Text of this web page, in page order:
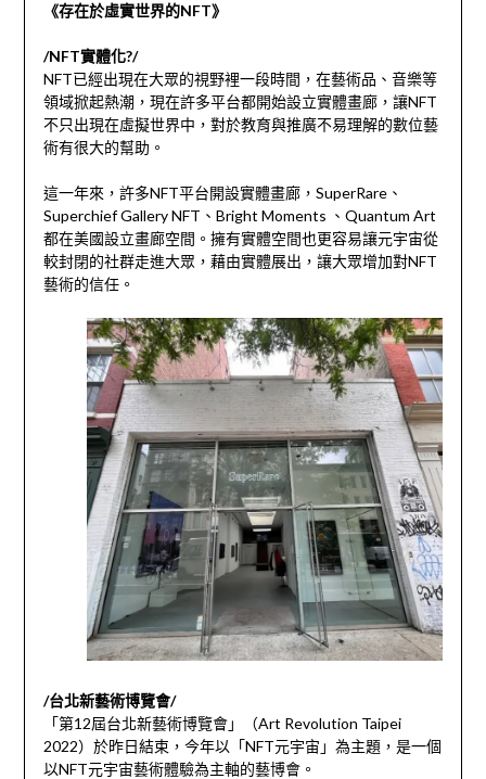
《存在於虛實世界的NFT》
/NFT實體化?/
NFT已經出現在大眾的視野裡一段時間，在藝術品、音樂等
領域掀起熱潮，現在許多平台都開始設立實體畫廊，讓NFT
不只出現在虛擬世界中，對於教育與推廣不易理解的數位藝
術有很大的幫助。
這一年來，許多NFT平台開設實體畫廊，SuperRare、
Superchief Gallery NFT、Bright Moments 、Quantum Art
都在美國設立畫廊空間。擁有實體空間也更容易讓元宇宙從
較封閉的社群走進大眾，藉由實體展出，讓大眾增加對NFT
藝術的信任。
/台北新藝術博覽會/
「第12屆台北新藝術博覽會」（Art Revolution Taipei
2022）於昨日結束，今年以「NFT元宇宙」為主題，是一個
以NFT元宇宙藝術體驗為主軸的藝博會。